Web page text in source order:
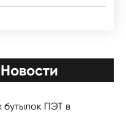
бутылок ПЭТ в